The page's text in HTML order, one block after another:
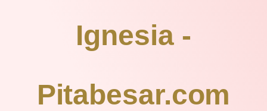
Ignesia -
Pitabesar.com